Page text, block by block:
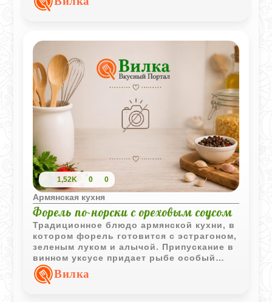
1,52K 0 0
Армянская кухня
Форель по-норски с ореховым соусом
Традиционное блюдо армянской кухни, в
котором форель готовится с эстрагоном,
зеленым луком и алычой. Припускание в
винном уксусе придает рыбе особый
аромат, а ореховый соус делает вкус
более насыщенным.
Вилка